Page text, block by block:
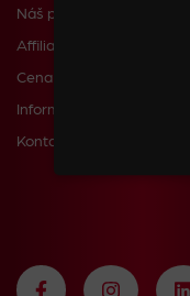
Náš příběh
Affiliate
Cena dopravy a
Informace pro zákazníky
Kontakty